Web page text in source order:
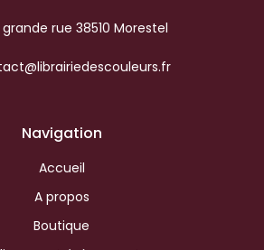
rue 38510 Morestel
Navigation
Accueil
A propos
Boutique